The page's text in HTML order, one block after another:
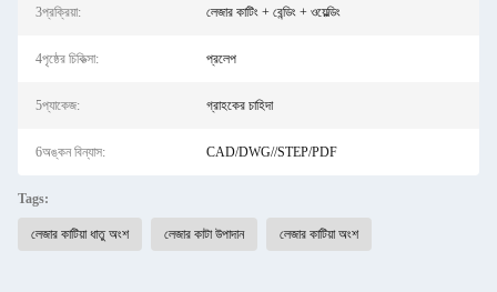
3প্রক্রিয়া: লেজার কাটিং + বেন্ডিং + ওয়েল্ডিং
4পৃষ্ঠের চিকিত্সা: প্রলেপ
5প্যাকেজ: গ্রাহকের চাহিদা
6অঙ্কন বিন্যাস: CAD/DWG//STEP/PDF
Tags:
লেজার কাটিয়া ধাতু অংশ লেজার কাটা উপাদান লেজার কাটিয়া অংশ